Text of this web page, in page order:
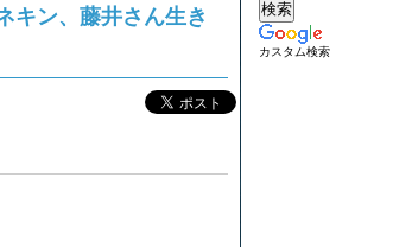
キン、藤井さん生き
カスタム検索